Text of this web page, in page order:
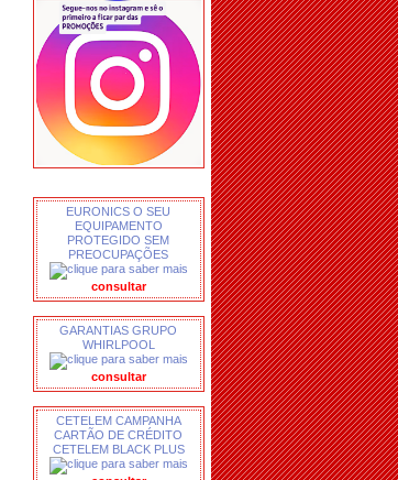
EURONICS O SEU
EQUIPAMENTO
PROTEGIDO SEM
PREOCUPAÇÕES
consultar
GARANTIAS GRUPO
WHIRLPOOL
consultar
CETELEM CAMPANHA
CARTÃO DE CRÉDITO
CETELEM BLACK PLUS